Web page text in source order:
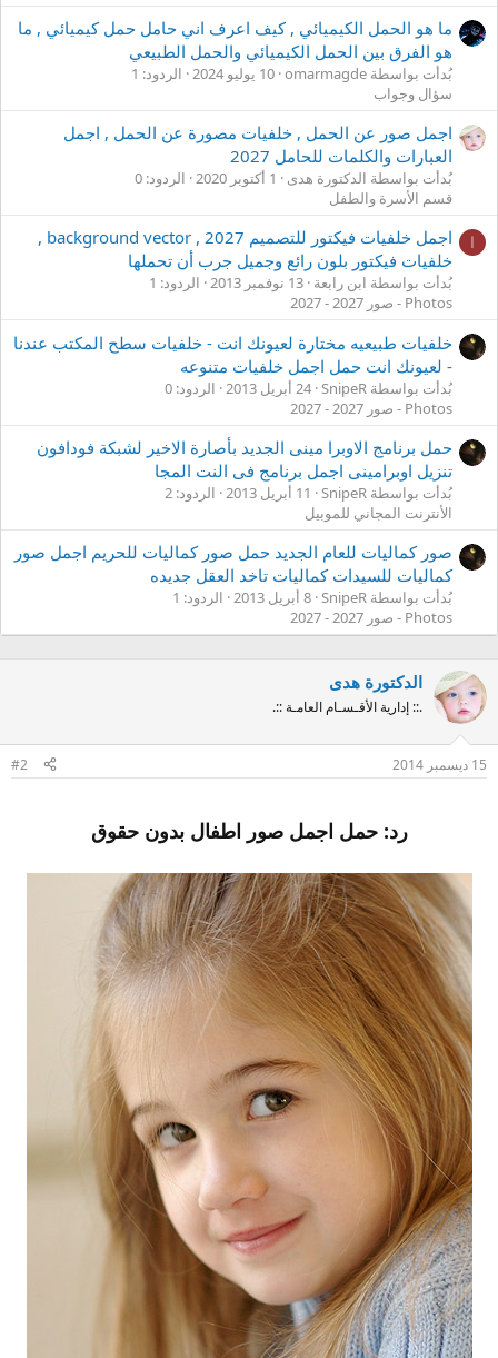
ما هو الحمل الكيميائي , كيف اعرف اني حامل حمل كيميائي , ما
هو الفرق بين الحمل الكيميائي والحمل الطبيعي
بُدأت بواسطة omarmagde 10 يوليو 2024
الردود: 1
سؤال وجواب
اجمل صور عن الحمل , خلفيات مصورة عن الحمل , اجمل
العبارات والكلمات للحامل 2027
بُدأت بواسطة الدكتورة هدى 1 أكتوبر 2020
الردود: 0
قسم الأسرة والطفل
ا
اجمل خلفيات فيكتور للتصميم 2027 , background vector ,
خلفيات فيكتور بلون رائع وجميل جرب أن تحملها
بُدأت بواسطة ابن رابعة 13 نوفمبر 2013
الردود: 1
Photos - صور 2027 - 2027
خلفيات طبيعيه مختارة لعيونك انت - خلفيات سطح المكتب عندنا
- لعيونك انت حمل اجمل خلفيات متنوعه
بُدأت بواسطة SnipeR 24 أبريل 2013
الردود: 0
Photos - صور 2027 - 2027
حمل برنامج الاوبرا مينى الجديد بأصارة الاخير لشبكة فودافون
تنزيل اوبرامينى اجمل برنامج فى النت المجا
بُدأت بواسطة SnipeR 11 أبريل 2013
الردود: 2
الأنترنت المجاني للموبيل
صور كماليات للعام الجديد حمل صور كماليات للحريم اجمل صور
كماليات للسيدات كماليات تاخد العقل جديده
بُدأت بواسطة SnipeR 8 أبريل 2013
الردود: 1
Photos - صور 2027 - 2027
الدكتورة هدى
.:: إدارية الأقـسـام العامـة ::.
15 ديسمبر 2014 #2
رد: حمل اجمل صور اطفال بدون حقوق